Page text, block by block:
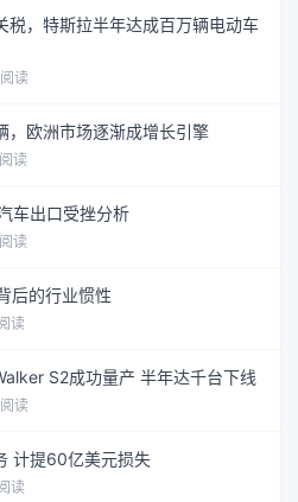
税，特斯拉半年达成百万辆电动车
读
欧洲市场逐渐成增长引擎
读
车出口受挫分析
读
后的行业惯性
读
S2成功量产 半年达千台下线
读
计提60亿美元损失
读